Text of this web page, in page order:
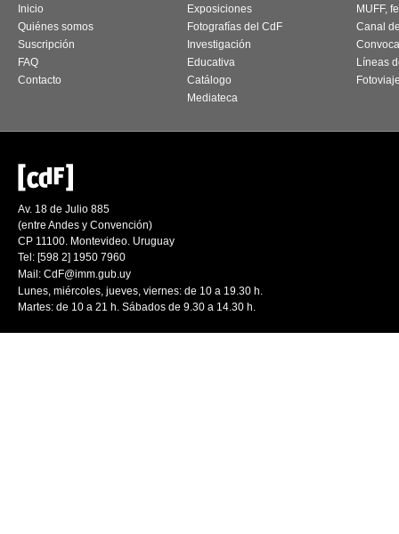
Inicio
Quiénes somos
Suscripción
FAQ
Contacto
Exposiciones
Fotografías del CdF
Investigación
Educativa
Catálogo
Mediateca
MUFF,
Canal
Líneas
Av. 18 de Julio 885
(entre Andes y Convención)
CP 11100. Montevideo. Uruguay
Tel: [598 2] 1950 7960
Mail: CdF@imm.gub.uy
Lunes, miércoles, jueves, viernes: de 10 a 19.30 h.
Martes: de 10 a 21 h. Sábados de 9.30 a 14.30 h.